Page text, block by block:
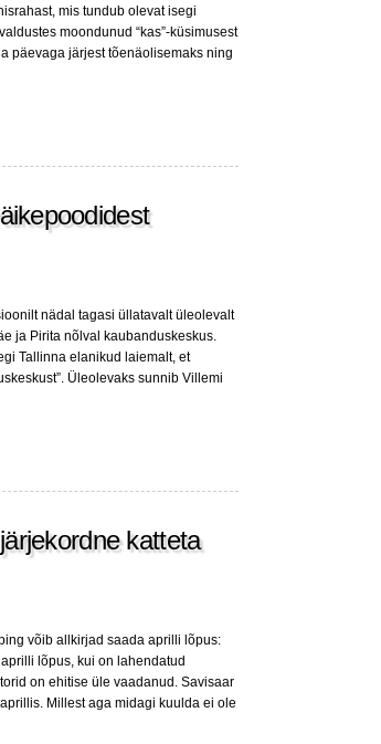
mis tundub olevat isegi
moondunud “kas”-küsimusest
päevaga järjest tõenäolisemaks ning
nädal tagasi üllatavalt üleolevalt
ja Pirita nõlval kaubanduskeskus.
Tallinna elanikud laiemalt, et
Üleolevaks sunnib Villemi
katteta
võib allkirjad saada aprilli lõpus:
lõpus, kui on lahendatud
on ehitise üle vaadanud. Savisaar
Millest aga midagi kuulda ei ole